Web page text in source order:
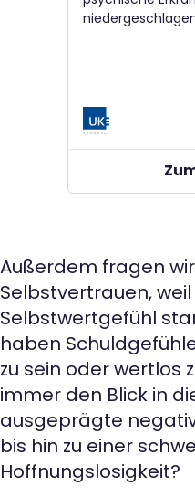
Außerdem fragen
Selbstvertrauen,
Selbstwertgefühl
haben
zu sein oder wertlos
immer den Blick in
ausgeprägte
bis hin zu einer
Hoffnungslosigkeit?